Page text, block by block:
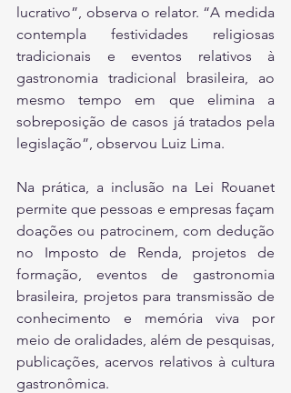
lucrativo”, observa o relator. “A medida
contempla festividades religiosas
tradicionais e eventos relativos à
gastronomia tradicional brasileira, ao
mesmo tempo em que elimina a
sobreposição de casos já tratados pela
legislação”, observou Luiz Lima.
Na prática, a inclusão na Lei Rouanet
permite que pessoas e empresas façam
doações ou patrocinem, com dedução
no Imposto de Renda, projetos de
formação, eventos de gastronomia
brasileira, projetos para transmissão de
conhecimento e memória viva por
meio de oralidades, além de pesquisas,
publicações, acervos relativos à cultura
gastronômica.